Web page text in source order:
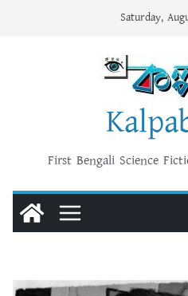
Saturday,
First Bengali Science